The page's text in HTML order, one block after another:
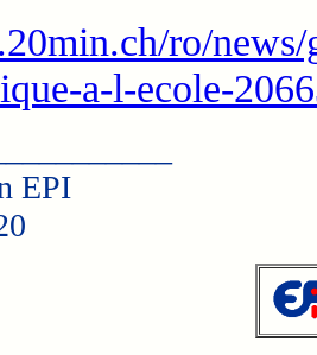
ro/
a-l-ecole-
EPI